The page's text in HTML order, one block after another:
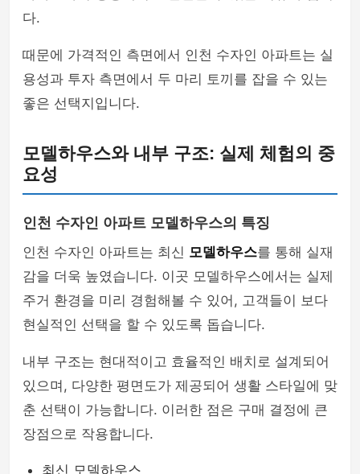
다.
때문에 가격적인 측면에서 인천 수자인 아파트는 실
용성과 투자 측면에서 두 마리 토끼를 잡을 수 있는
좋은 선택지입니다.
모델하우스와 내부 구조: 실제 체험의 중
요성
인천 수자인 아파트 모델하우스의 특징
인천 수자인 아파트는 최신 모델하우스를 통해 실재
감을 더욱 높였습니다. 이곳 모델하우스에서는 실제
주거 환경을 미리 경험해볼 수 있어, 고객들이 보다
현실적인 선택을 할 수 있도록 돕습니다.
내부 구조는 현대적이고 효율적인 배치로 설계되어
있으며, 다양한 평면도가 제공되어 생활 스타일에 맞
춘 선택이 가능합니다. 이러한 점은 구매 결정에 큰
장점으로 작용합니다.
최신 모델하우스